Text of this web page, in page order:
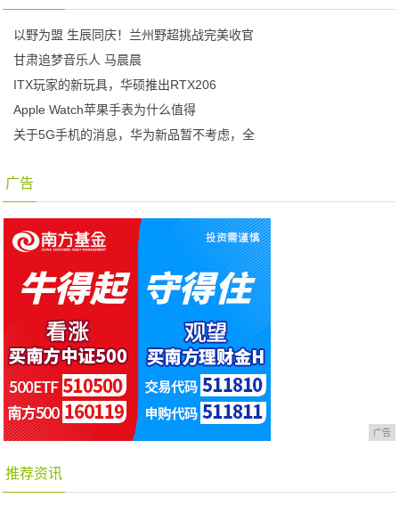
以野为盟 生辰同庆！兰州野超挑战完美收官
甘肃追梦音乐人 马晨晨
ITX玩家的新玩具，华硕推出RTX206
Apple Watch苹果手表为什么值得
关于5G手机的消息，华为新品暂不考虑，全
广告
广告
推荐资讯